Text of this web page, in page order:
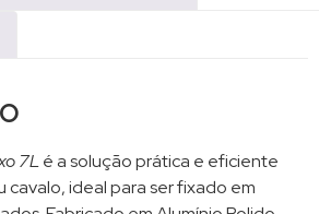
7Lé a solução prática e eficiente
cavalo, ideal para ser fixado em